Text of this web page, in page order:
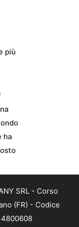
più
ha
SRL - Corso
(FR) - Codice